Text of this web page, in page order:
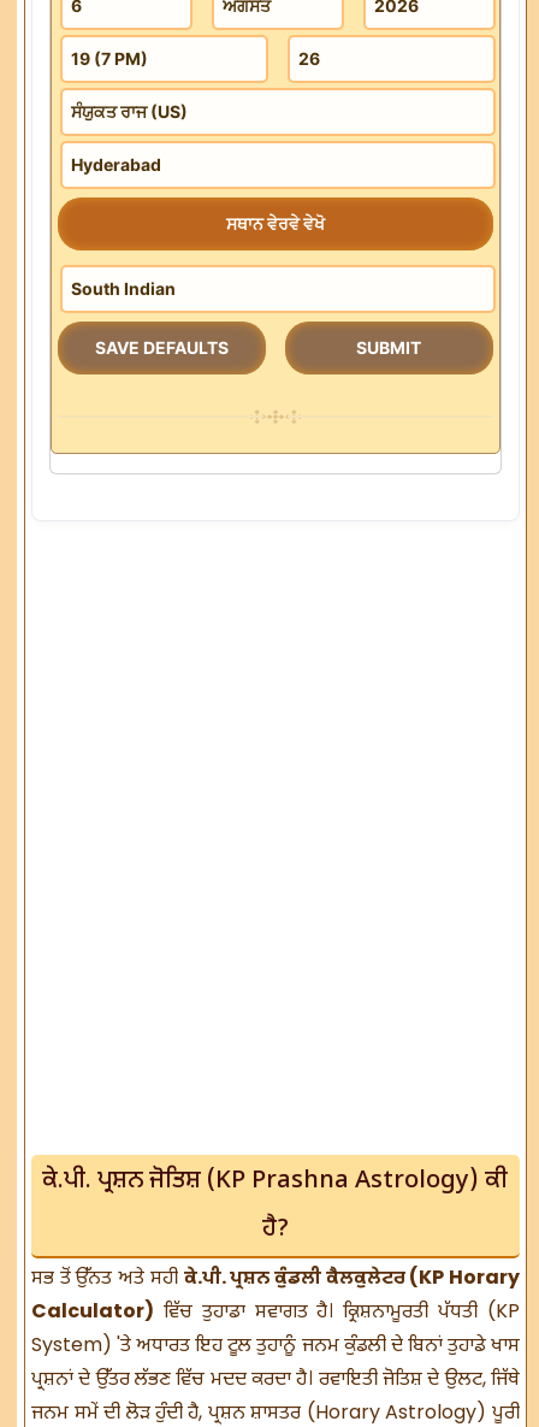
ਸਥਾਨ ਵੇਰਵੇ ਵੇਖੋ
SAVE DEFAULTS
ਕੇ.ਪੀ. ਪ੍ਰਸ਼ਨ ਜੋਤਿਸ਼ (KP Prashna Astrology) ਕੀ
ਹੈ?
ਸਭ ਤੋਂ ਉੱਨਤ ਅਤੇ ਸਹੀ ਕੇ.ਪੀ. ਪ੍ਰਸ਼ਨ ਕੁੰਡਲੀ ਕੈਲਕੁਲੇਟਰ (KP Horary
Calculator) ਵਿੱਚ ਤੁਹਾਡਾ ਸਵਾਗਤ ਹੈ। ਕ੍ਰਿਸ਼ਨਾਮੂਰਤੀ ਪੱਧਤੀ (KP
System) 'ਤੇ ਅਧਾਰਤ ਇਹ ਟੂਲ ਤੁਹਾਨੂੰ ਜਨਮ ਕੁੰਡਲੀ ਦੇ ਬਿਨਾਂ ਤੁਹਾਡੇ ਖਾਸ
ਪ੍ਰਸ਼ਨਾਂ ਦੇ ਉੱਤਰ ਲੱਭਣ ਵਿੱਚ ਮਦਦ ਕਰਦਾ ਹੈ। ਰਵਾਇਤੀ ਜੋਤਿਸ਼ ਦੇ ਉਲਟ, ਜਿੱਥੇ
ਜਨਮ ਸਮੇਂ ਦੀ ਲੋੜ ਹੁੰਦੀ ਹੈ, ਪ੍ਰਸ਼ਨ ਸ਼ਾਸਤਰ (Horary Astrology) ਪੂਰੀ